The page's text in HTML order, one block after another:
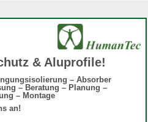
& Aluprofile!
– Absorber
– Beratung – Planung –
– Montage
an!